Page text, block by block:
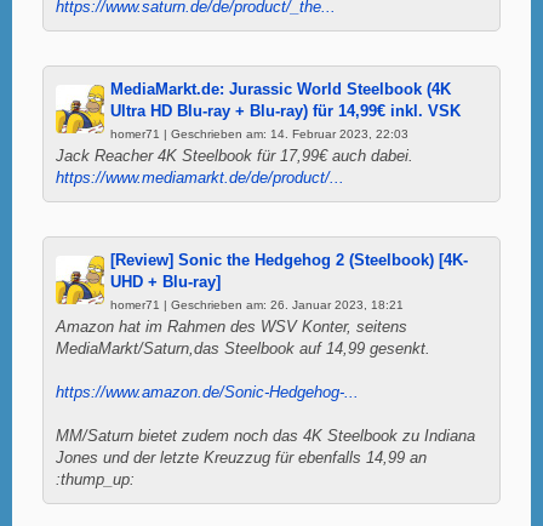
https://www.saturn.de/de/product/_the...
MediaMarkt.de: Jurassic World Steelbook (4K
Ultra HD Blu-ray + Blu-ray) für 14,99€ inkl. VSK
homer71 | Geschrieben am: 14. Februar 2023, 22:03
Jack Reacher 4K Steelbook für 17,99€ auch dabei.
https://www.mediamarkt.de/de/product/...
[Review] Sonic the Hedgehog 2 (Steelbook) [4K-
UHD + Blu-ray]
homer71 | Geschrieben am: 26. Januar 2023, 18:21
Amazon hat im Rahmen des WSV Konter, seitens
MediaMarkt/Saturn,das Steelbook auf 14,99 gesenkt.
https://www.amazon.de/Sonic-Hedgehog-...
MM/Saturn bietet zudem noch das 4K Steelbook zu Indiana
Jones und der letzte Kreuzzug für ebenfalls 14,99 an
:thump_up: